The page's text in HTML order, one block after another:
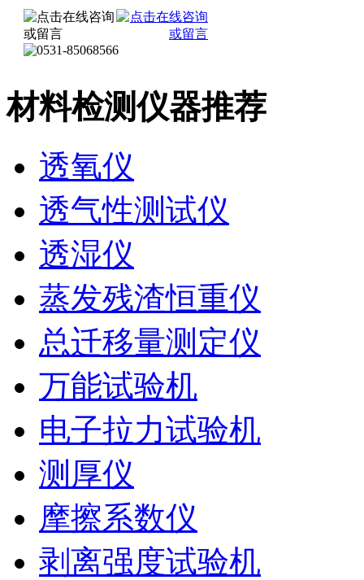
材料检测仪器推荐
透氧仪
透气性测试仪
透湿仪
蒸发残渣恒重仪
总迁移量测定仪
万能试验机
电子拉力试验机
测厚仪
摩擦系数仪
剥离强度试验机